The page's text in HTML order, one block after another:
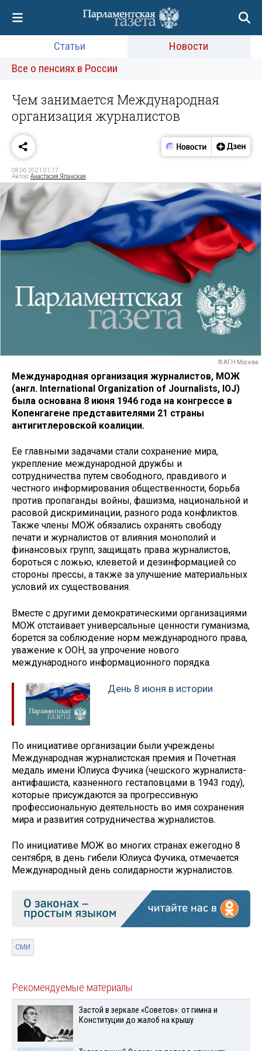
Статьи
Новости
Все о пенсиях в России
Чем занимается Международная
организация журналистов
08.06.2021 01:17
Автор:Анастасия Яланская
© АГН Москва
Международная организация журналистов, МОЖ
(англ. International Organization of Journalists, IOJ)
была основана 8 июня 1946 года на конгрессе в
Копенгагене представителями 21 страны
антигитлеровской коалиции.
Ее главными задачами стали сохранение мира,
укрепление международной дружбы и
сотрудничества путем свободного, правдивого и
честного информирования общественности, борьба
против пропаганды войны, фашизма, национальной и
расовой дискриминации, разного рода конфликтов.
Также члены МОЖ обязались охранять свободу
печати и журналистов от влияния монополий и
финансовых групп, защищать права журналистов,
бороться с ложью, клеветой и дезинформацией со
стороны прессы, а также за улучшение материальных
условий их существования.
Вместе с другими демократическими организациями
МОЖ отстаивает универсальные ценности гуманизма,
борется за соблюдение норм международного права,
уважение к ООН, за упрочение нового
международного информационного порядка.
День 8 июня в истории
По инициативе организации были учреждены
Международная журналистская премия и Почетная
медаль имени Юлиуса Фучика (чешского журналиста-
антифашиста, казненного гестаповцами в 1943 году),
которые присуждаются за прогрессивную
профессиональную деятельность во имя сохранения
мира и развития сотрудничества журналистов.
По инициативе МОЖ во многих странах ежегодно 8
сентября, в день гибели Юлиуса Фучика, отмечается
Международный день солидарности журналистов.
СМИ
Рекомендуемые материалы
Застой в зеркале «Советов»: от гимна и
Конституции до жалоб на крышу